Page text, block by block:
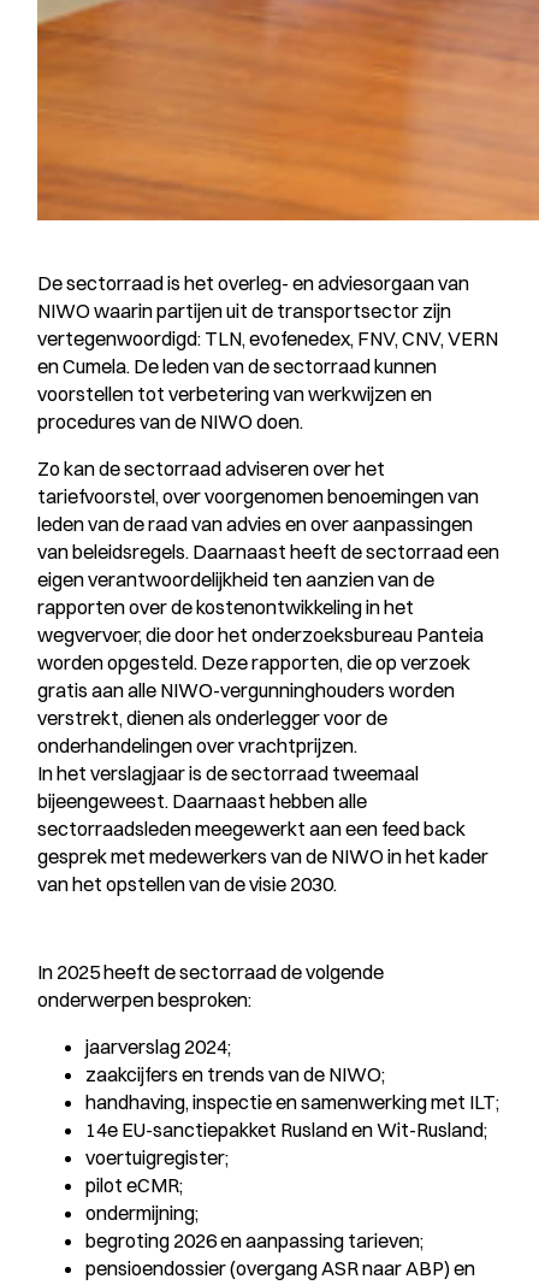
De sectorraad is het overleg- en adviesorgaan van
NIWO waarin partijen uit de transportsector zijn
vertegenwoordigd: TLN, evofenedex, FNV, CNV, VERN
en Cumela. De leden van de sectorraad kunnen
voorstellen tot verbetering van werkwijzen en
procedures van de NIWO doen.
Zo kan de sectorraad adviseren over het
tariefvoorstel, over voorgenomen benoemingen van
leden van de raad van advies en over aanpassingen
van beleidsregels. Daarnaast heeft de sectorraad een
eigen verantwoordelijkheid ten aanzien van de
rapporten over de kostenontwikkeling in het
wegvervoer, die door het onderzoeksbureau Panteia
worden opgesteld. Deze rapporten, die op verzoek
gratis aan alle NIWO-vergunninghouders worden
verstrekt, dienen als onderlegger voor de
onderhandelingen over vrachtprijzen.
In het verslagjaar is de sectorraad tweemaal
bijeengeweest. Daarnaast hebben alle
sectorraadsleden meegewerkt aan een feed back
gesprek met medewerkers van de NIWO in het kader
van het opstellen van de visie 2030.
In 2025 heeft de sectorraad de volgende
onderwerpen besproken:
jaarverslag 2024;
zaakcijfers en trends van de NIWO;
handhaving, inspectie en samenwerking met ILT;
14e EU-sanctiepakket Rusland en Wit-Rusland;
voertuigregister;
pilot eCMR;
ondermijning;
begroting 2026 en aanpassing tarieven;
pensioendossier (overgang ASR naar ABP) en